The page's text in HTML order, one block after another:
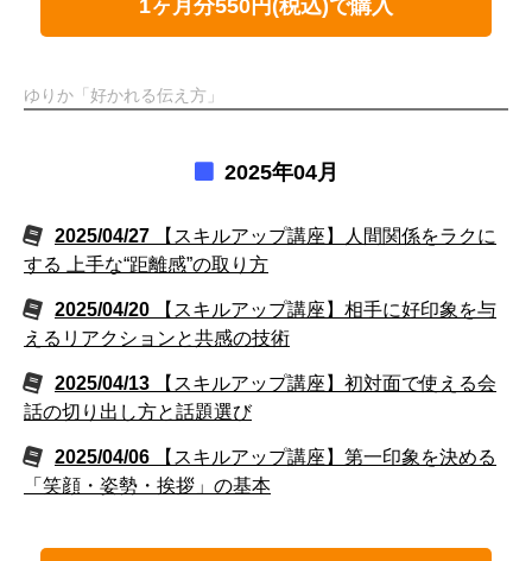
1ヶ月分550円(税込)で購入
ゆりか「好かれる伝え方」
2025年04月
2025/04/27
【スキルアップ講座】人間関係をラクに
する 上手な“距離感”の取り方
2025/04/20
【スキルアップ講座】相手に好印象を与
えるリアクションと共感の技術
2025/04/13
【スキルアップ講座】初対面で使える会
話の切り出し方と話題選び
2025/04/06
【スキルアップ講座】第一印象を決める
「笑顔・姿勢・挨拶」の基本